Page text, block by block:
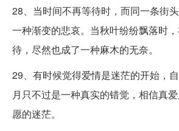
28、当时间不再等待时，而同一条街
一种渐变的悲哀。当秋叶纷纷飘落时
待，尽然也成了一种麻木的无奈。
29、有时候觉得爱情是迷茫的开始，
月只不过是一种真实的错觉，相信真
愿的迷茫。